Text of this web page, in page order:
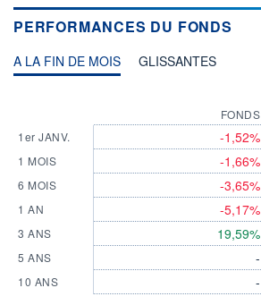
PERFORMANCES DU FONDS
A LA FIN DE MOIS GLISSANTES
1er JANV.
1 MOIS
6 MOIS
1 AN
3 ANS
5 ANS
10 ANS
FONDS
-1,52%
-1,66%
-3,65%
-5,17%
19,59%
-
-